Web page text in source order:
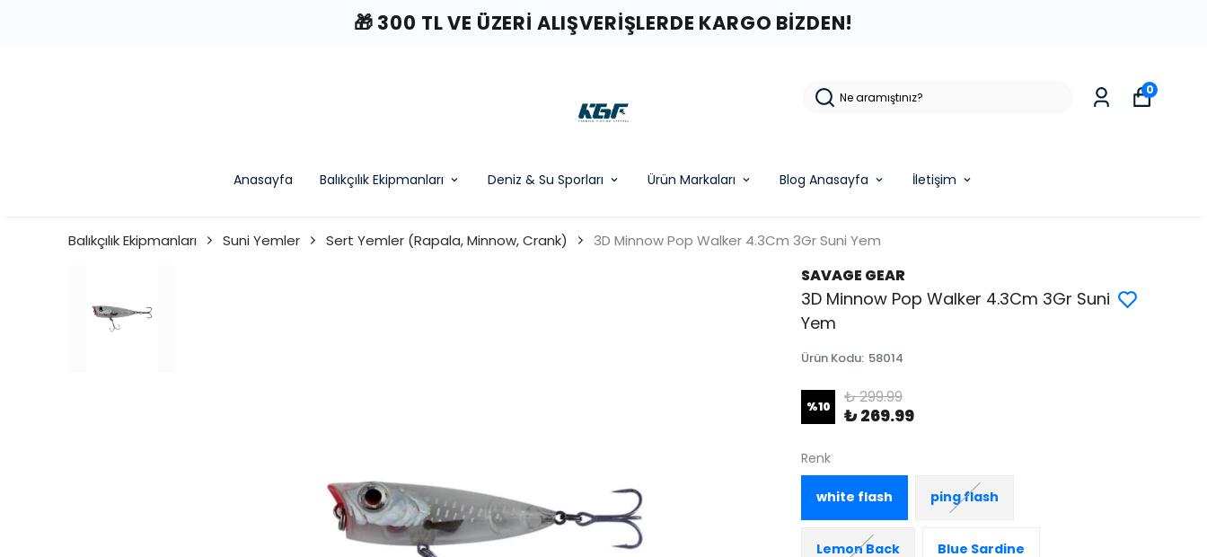
🎁 300 TL VE ÜZERI ALIŞVERIŞLERDE KARGO BIZDEN!
Anasayfa Balıkçılık Ekipmanları Deniz & Su Sporları Ürün Markaları Blog Anasayfa İletişim
0
Balıkçılık Ekipmanları Suni Yemler Sert Yemler (Rapala, Minnow, Crank) 3D Minnow Pop Walker 4.3Cm 3Gr Suni Yem
SAVAGE GEAR
3D Minnow Pop Walker 4.3Cm 3Gr Suni
Yem
Ürün Kodu: 58014
%10 ₺ 299.99
₺ 269.99
Renk
white flash ping flash
Lemon Back Blue Sardine